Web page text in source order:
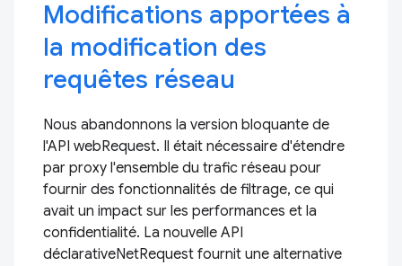
Modifications apportées à
la modification des
requêtes réseau
Nous abandonnons la version bloquante de
l'API webRequest. Il était nécessaire d'étendre
par proxy l'ensemble du trafic réseau pour
fournir des fonctionnalités de filtrage, ce qui
avait un impact sur les performances et la
confidentialité. La nouvelle API
déclarativeNetRequest fournit une alternative